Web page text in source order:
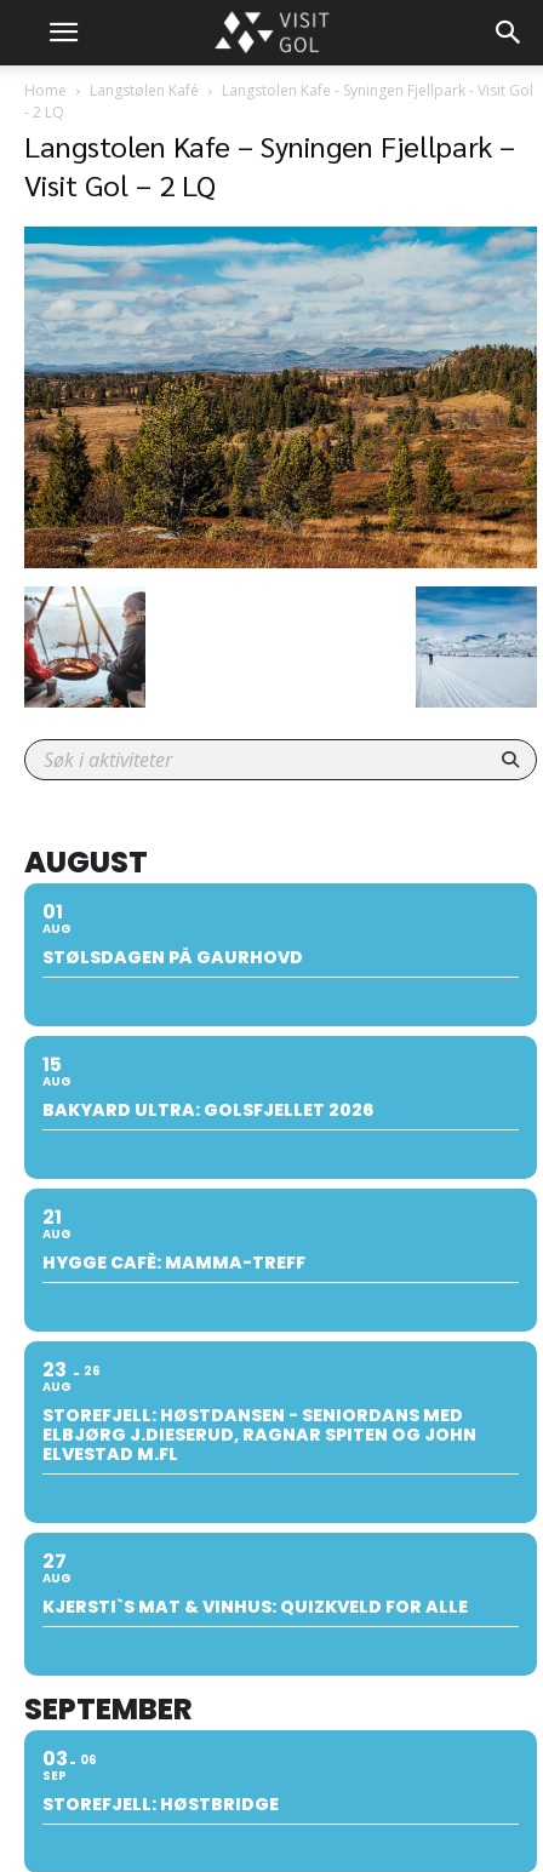
Home Langstølen Kafé
Langstolen Kafe - Syningen Fjellpark - Visit Gol
- 2 LQ
Langstolen Kafe – Syningen Fjellpark –
Visit Gol – 2 LQ
AUGUST
01
AUG
STØLSDAGEN PÅ GAURHOVD
15
AUG
BAKYARD ULTRA: GOLSFJELLET 2026
21
AUG
HYGGE CAFÈ: MAMMA-TREFF
23
AUG
26
STOREFJELL: HØSTDANSEN - SENIORDANS MED
ELBJØRG J.DIESERUD, RAGNAR SPITEN OG JOHN
ELVESTAD M.FL
27
AUG
KJERSTI`S MAT & VINHUS: QUIZKVELD FOR ALLE
SEPTEMBER
03
SEP
06
STOREFJELL: HØSTBRIDGE